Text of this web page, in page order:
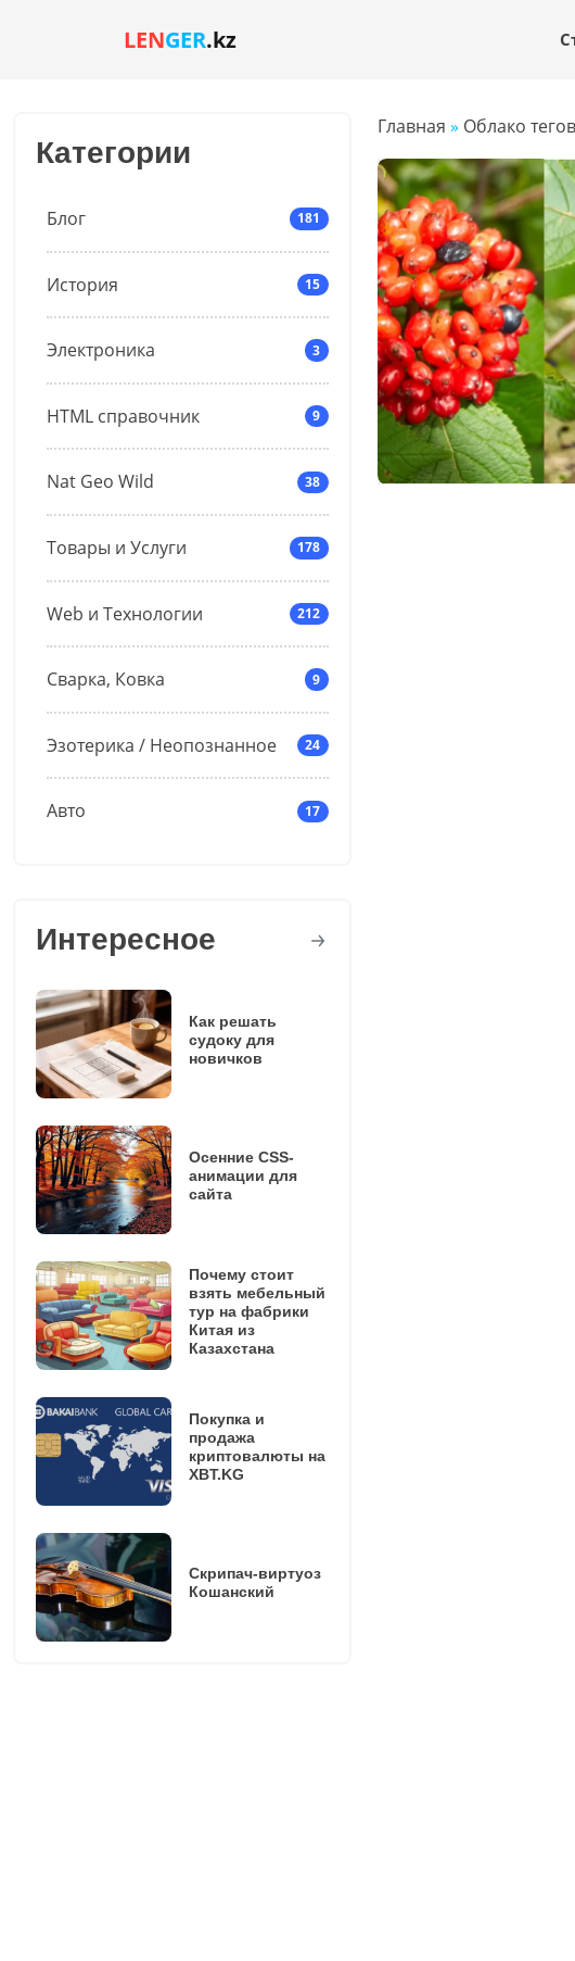
LENGER.kz
Категории
Блог 181
История 15
Электроника 3
HTML справочник 9
Nat Geo Wild 38
Товары и Услуги 178
Web и Технологии 212
Сварка, Ковка 9
Эзотерика / Неопознанное 24
Авто 17
Интересное
Как решать
судоку для
новичков
Осенние CSS-
анимации для
сайта
Почему стоит
взять мебельный
тур на фабрики
Китая из
Казахстана
Покупка и
продажа
криптовалюты на
XBT.KG
Скрипач-виртуоз
Кошанский
Главная » Облако тегов